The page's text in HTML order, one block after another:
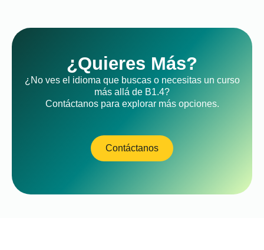
¿Quieres Más?
¿No ves el idioma que buscas o necesitas un curso
más allá de B1.4?
Contáctanos para explorar más opciones.
Contáctanos